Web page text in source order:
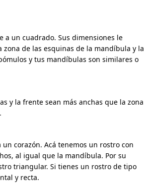
a un cuadrado. Sus dimensiones le
de las esquinas de la mandíbula y la
y tus mandíbulas son similares o
y la frente sean más anchas que la zona
corazón. Acá tenemos un rostro con
al igual que la mandíbula. Por su
triangular. Si tienes un rostro de tipo
y recta.